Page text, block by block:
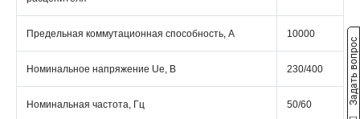
Предельная коммутационная способность, А 10000
Номинальное напряжение Ue, В 230/400
Номинальная частота, Гц 50/60 Задать вопрос